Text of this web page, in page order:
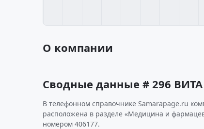
О компании
Сводные данные # 296 ВИТА
В телефонном справочнике Samarapage.ru
расположена в разделе «Медицина и
номером 406177.